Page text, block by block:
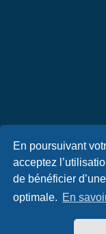
En poursuivant
acceptez
de bénéficier
optimale. En